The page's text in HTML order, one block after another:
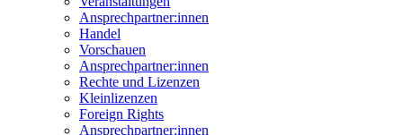
Ansprechpartner:innen
Handel
Vorschauen
Ansprechpartner:innen
Rechte und Lizenzen
Kleinlizenzen
Foreign Rights
Ansprechpartner:innen